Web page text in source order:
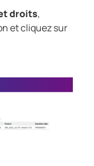
droits,
et cliquez sur